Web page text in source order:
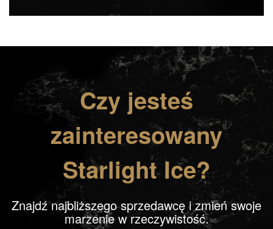
Czy jesteś
zainteresowany
Starlight Ice?
Znajdź najbliższego sprzedawcę i zmień swoje
marzenie w rzeczywistość.